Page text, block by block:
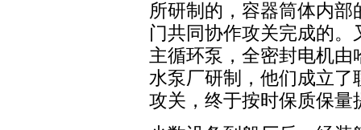
所研制的，容器筒体内
门共同协作攻关完成的
主循环泵，全密封电机
水泵厂研制，他们成立
攻关，终于按时保质保